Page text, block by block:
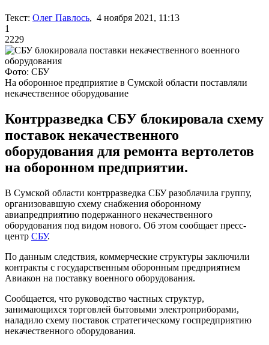
Текст: Олег Павлось, 4 ноября 2021, 11:13
1
2229
Фото: СБУ
На оборонное предприятие в Сумской области поставляли
некачественное оборудование
Контрразведка СБУ блокировала схему
поставок некачественного
оборудования для ремонта вертолетов
на оборонном предприятии.
В Сумской области контрразведка СБУ разоблачила группу,
организовавшую схему снабжения оборонному
авиапредприятию подержанного некачественного
оборудования под видом нового. Об этом сообщает пресс-
центр СБУ.
По данным следствия, коммерческие структуры заключили
контракты с государственным оборонным предприятием
Авиакон на поставку военного оборудования.
Сообщается, что руководство частных структур,
занимающихся торговлей бытовыми электроприборами,
наладило схему поставок стратегическому госпредприятию
некачественного оборудования.